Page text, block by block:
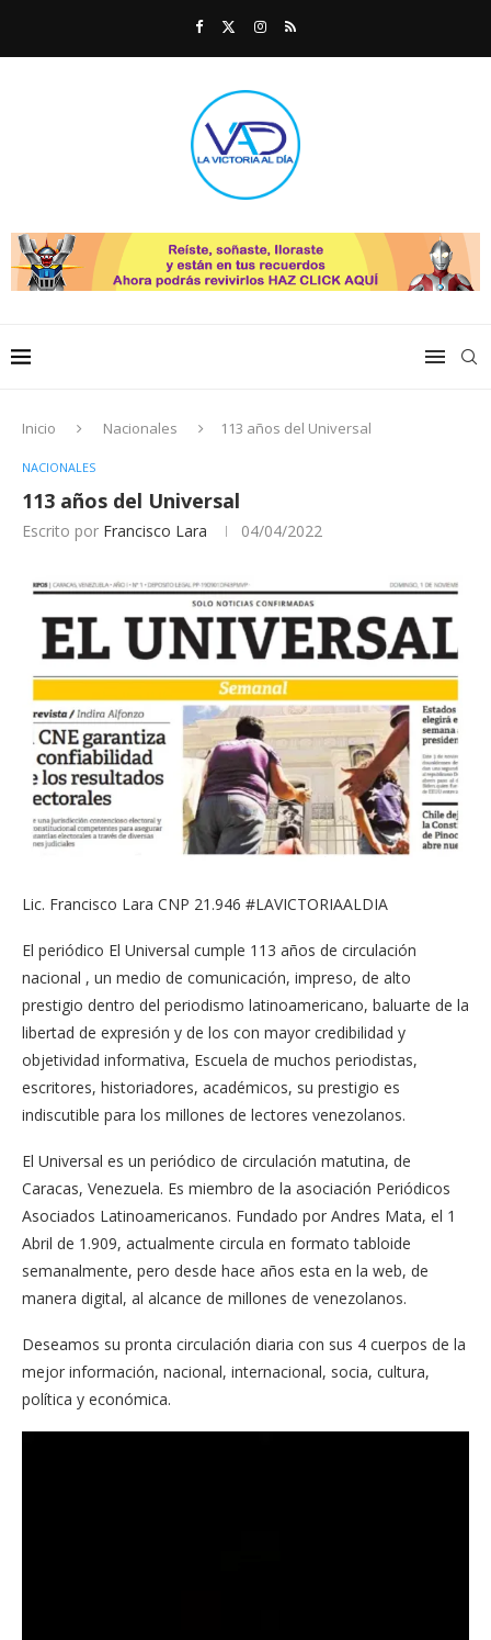
Inicio Nacionales 113 años del Universal
NACIONALES
113 años del Universal
Escrito por Francisco Lara 04/04/2022
Lic. Francisco Lara CNP 21.946 #LAVICTORIAALDIA
El periódico El Universal cumple 113 años de circulación
nacional , un medio de comunicación, impreso, de alto
prestigio dentro del periodismo latinoamericano, baluarte de la
libertad de expresión y de los con mayor credibilidad y
objetividad informativa, Escuela de muchos periodistas,
escritores, historiadores, académicos, su prestigio es
indiscutible para los millones de lectores venezolanos.
El Universal es un periódico de circulación matutina, de
Caracas, Venezuela. Es miembro de la asociación Periódicos
Asociados Latinoamericanos. Fundado por Andres Mata, el 1
Abril de 1.909, actualmente circula en formato tabloide
semanalmente, pero desde hace años esta en la web, de
manera digital, al alcance de millones de venezolanos.
Deseamos su pronta circulación diaria con sus 4 cuerpos de la
mejor información, nacional, internacional, socia, cultura,
política y económica.